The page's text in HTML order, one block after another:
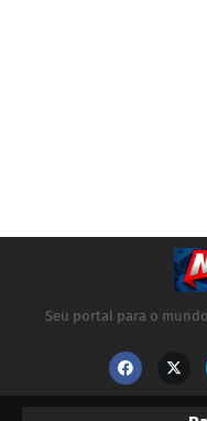
Seu portal para o